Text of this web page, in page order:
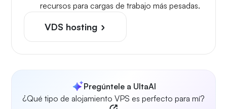
recursos para cargas de trabajo más pesadas.
VDS hosting
Pregúntele a UltaAI
¿Qué tipo de alojamiento VPS es perfecto para mí?